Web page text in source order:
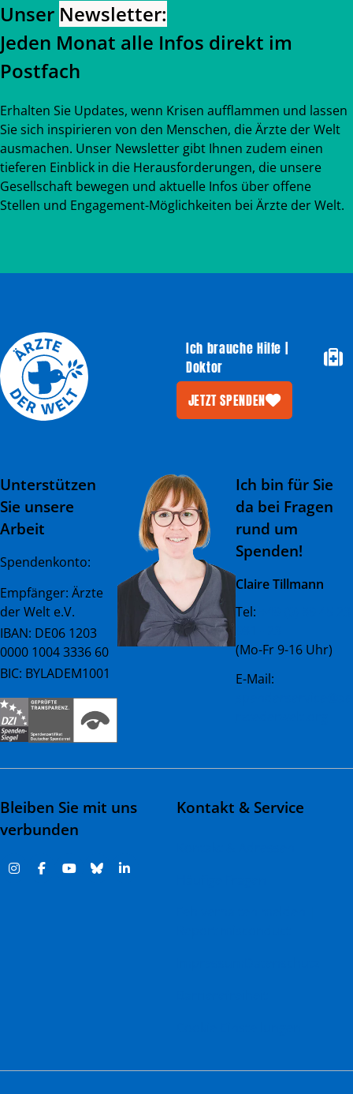
Unser Newsletter:
Jeden Monat alle Infos direkt im
Postfach
Erhalten Sie Updates, wenn Krisen aufflammen und lassen
Sie sich inspirieren von den Menschen, die Ärzte der Welt
ausmachen. Unser Newsletter gibt Ihnen zudem einen
tieferen Einblick in die Herausforderungen, die unsere
Gesellschaft bewegen und aktuelle Infos über offene
Stellen und Engagement-Möglichkeiten bei Ärzte der Welt.
Ich brauche Hilfe |
Doktor
JETZT SPENDEN
Unterstützen
Sie unsere
Arbeit
Spendenkonto:
Empfänger: Ärzte
der Welt e.V.
IBAN: DE06 1203
0000 1004 3336 60
BIC: BYLADEM1001
Ich bin für Sie
da bei Fragen
rund um
Spenden!
Claire Tillmann
Tel:
(Mo-Fr 9-16 Uhr)
E-Mail:
Bleiben Sie mit uns
verbunden
Kontakt & Service